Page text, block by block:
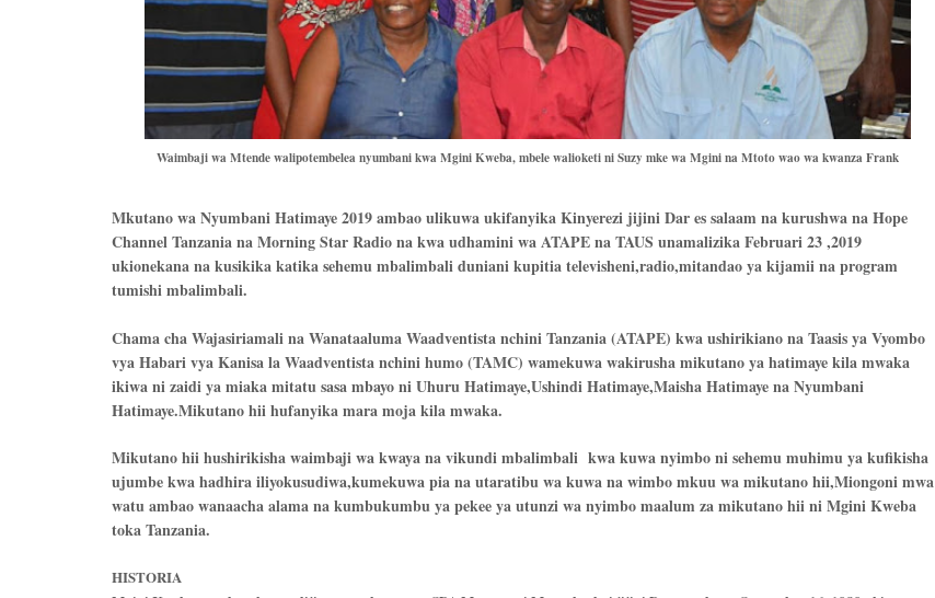
Waimbaji wa Mtende walipotembelea nyumbani kwa Mgini Kweba, mbele walioketi ni Suzy mke wa Mgini na Mtoto wao wa kwanza Frank
Mkutano wa Nyumbani Hatimaye 2019 ambao ulikuwa ukifanyika Kinyerezi jijini Dar es salaam na kurushwa na Hope
Channel Tanzania na Morning Star Radio na kwa udhamini wa ATAPE na TAUS unamalizika Februari 23 ,2019
ukionekana na kusikika katika sehemu mbalimbali duniani kupitia televisheni,radio,mitandao ya kijamii na program
tumishi mbalimbali.
Chama cha Wajasiriamali na Wanataaluma Waadventista nchini Tanzania (ATAPE) kwa ushirikiano na Taasis ya Vyombo
vya Habari vya Kanisa la Waadventista nchini humo (TAMC) wamekuwa wakirusha mikutano ya hatimaye kila mwaka
ikiwa ni zaidi ya miaka mitatu sasa mbayo ni Uhuru Hatimaye,Ushindi Hatimaye,Maisha Hatimaye na Nyumbani
Hatimaye.Mikutano hii hufanyika mara moja kila mwaka.
Mikutano hii hushirikisha waimbaji wa kwaya na vikundi mbalimbali kwa kuwa nyimbo ni sehemu muhimu ya kufikisha
ujumbe kwa hadhira iliyokusudiwa,kumekuwa pia na utaratibu wa kuwa na wimbo mkuu wa mikutano hii,Miongoni mwa
watu ambao wanaacha alama na kumbukumbu ya pekee ya utunzi wa nyimbo maalum za mikutano hii ni Mgini Kweba
toka Tanzania.
HISTORIA